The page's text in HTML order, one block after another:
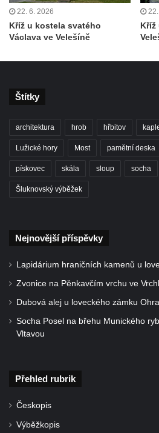
Kříž u domu čp. 128 na Vlčí Hoře
Kříž u domu čp. 79 v ulici
Kříž naproti domu čp. 23 v ulici
Údajný kříž u silnice č. 15 západně
Želkovic pod horou Libeš
Kříž u silnice č. 15 západně od
Kříž u silnice č. 15 jižně od Šepetel
Kříž na rozcestí naproti domu čp. 714
Desnou v Tanvaldu
Kříž u kostela svatého Františka z
Tanvaldu
Kříž u domu čp. 39 v Rybništi
22. 6. 2026
Kříž u kostela svatého
Václava ve Velešíně
Kříž
Štítky
architektura hrob hřbitov
Lužické hory Most pamětní deska
pískovec skála sloup socha
Šluknovský výběžek
Nejnovější příspěvky
Lapidárium hraničních kamenů u
Zvonice na Pěnkavčím vrchu ve
Dubová alej u loveckého zámku
Socha Posel na břehu Munického
Vltavou
Přehled rubrik
Českopis
Výběžkopis